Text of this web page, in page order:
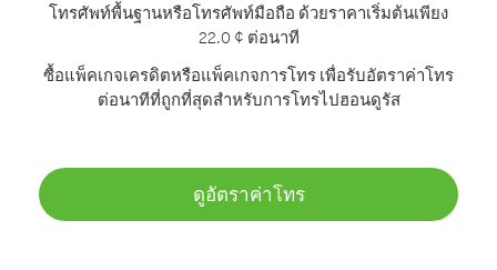
โทรศัพท์พื้นฐานหรือโทรศัพท์มือถือ ด้วยราคาเริ่มต้นเพียง
22.0 ¢ ต่อนาที
ซื้อแพ็คเกจเครดิตหรือแพ็คเกจการโทร เพื่อรับอัตราค่าโทร
ต่อนาทีที่ถูกที่สุดสำหรับการโทรไปฮอนดูรัส
ดูอัตราค่าโทร